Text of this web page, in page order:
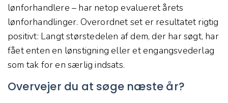
lønforhandlere – har netop evalueret årets
lønforhandlinger. Overordnet set er resultatet rigtig
positivt: Langt størstedelen af dem, der har søgt, har
fået enten en lønstigning eller et engangsvederlag
som tak for en særlig indsats.
Overvejer du at søge næste år?